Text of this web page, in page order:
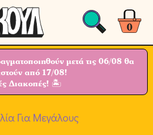
0
μετά τις 06/08 θα
από 17/08!
Διακοπές! 🏝
Για Μεγάλους